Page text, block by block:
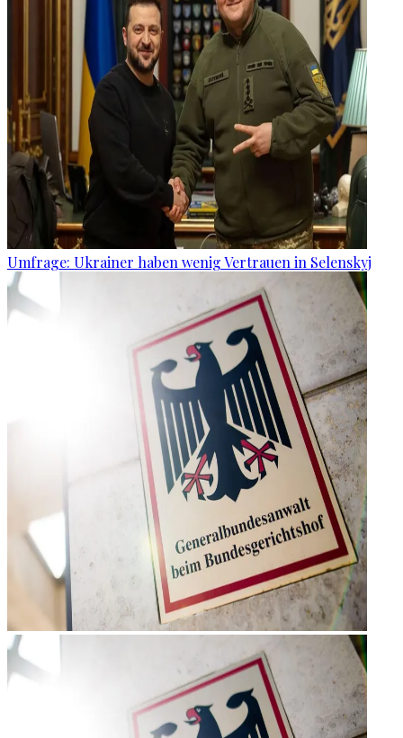
Umfrage: Ukrainer haben wenig Vertrauen in Selenskyj